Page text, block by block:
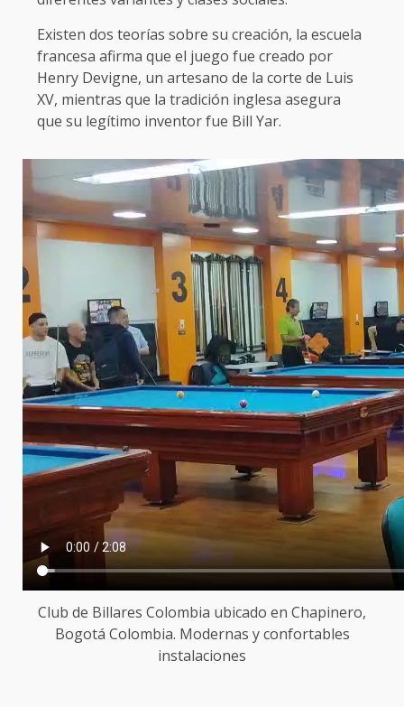
Existen dos teorías sobre su creación, la escuela
francesa afirma que el juego fue creado por
Henry Devigne, un artesano de la corte de Luis
XV, mientras que la tradición inglesa asegura
que su legítimo inventor fue Bill Yar.
Club de Billares Colombia ubicado en Chapinero,
Bogotá Colombia. Modernas y confortables
instalaciones